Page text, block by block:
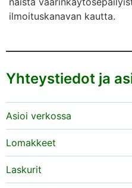
ilmoituskanavan kautta.
Yhteystiedot ja
Asioi verkossa
Lomakkeet
Laskurit